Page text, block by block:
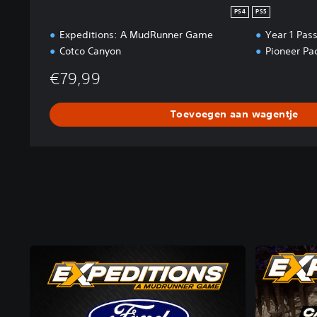
PS4 PS5
Expeditions: A MudRunner Game
Cotco Canyon
Year 1 Pass
Pioneer
€79,99
Toevoegen aan wagentje